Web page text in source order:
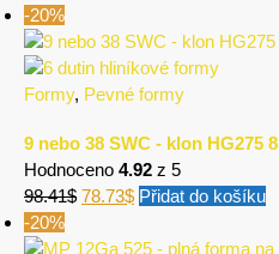
-20%
Formy, Pevné formy
9 nebo 38 SWC - klon HG275
Hodnoceno 4.92 z 5
98.41$ 78.73$ Přidat do košíku
-20%